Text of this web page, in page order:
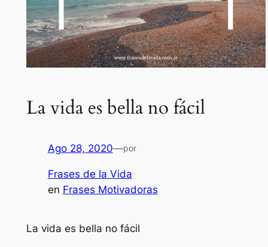
La vida es bella no fácil
Ago 28, 2020—por
Frases de la Vida
en Frases Motivadoras
La vida es bella no fácil